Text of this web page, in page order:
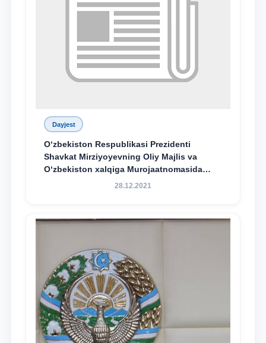
Dayjest
O‘zbekiston Respublikasi Prezidenti
Shavkat Mirziyoyevning Oliy Majlis va
O‘zbekiston xalqiga Murojaatnomasida
belgilangan vazifalar mazmun-mohiyatini
dayjesti
28.12.2021